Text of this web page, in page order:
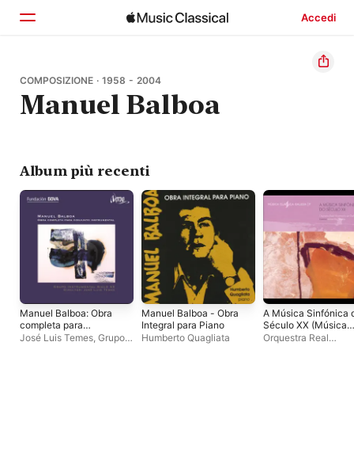
Accedi
Home
Scopri
COMPOSIZIONE · 1958 - 2004
Manuel Balboa
Album più recenti
Manuel Balboa: Obra
completa para
conjunto
José Luis Temes, Grupo
Manuel Balboa - Obra
Integral para Piano
Humberto Quagliata
A Música Sinfónica
Século XX (Música
Clásica Galega 7)
Orquestra Real